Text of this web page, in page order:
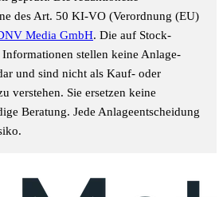
des Art. 50 KI-VO (Verordnung (EU)
Media GmbH. Die auf Stock-
stellen keine Anlage-
und sind nicht als Kauf- oder
verstehen. Sie ersetzen keine
Beratung. Jede Anlageentscheidung